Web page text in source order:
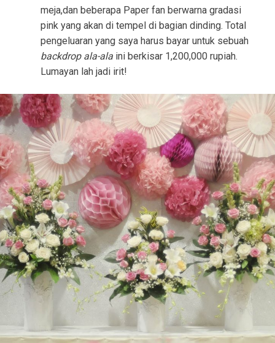
meja,dan beberapa Paper fan berwarna gradasi
pink yang akan di tempel di bagian dinding. Total
pengeluaran yang saya harus bayar untuk sebuah
backdrop ala-alaini berkisar 1,200,000 rupiah.
Lumayan lah jadi irit!